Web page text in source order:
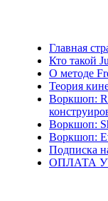
Главная
Кто такой
О методе
Теория
Воркшоп:
Воркшоп:
Воркшоп:
Подписка
ОПЛАТА